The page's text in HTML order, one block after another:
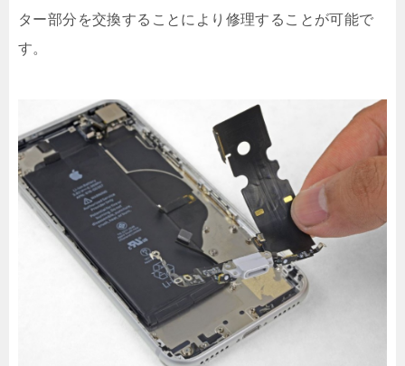
ター部分を交換することにより修理することが可能で
す。